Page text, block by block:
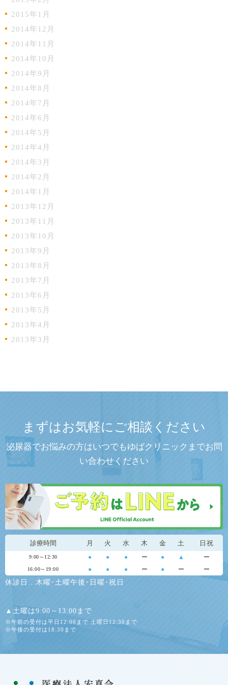
2015年1月
2014年12月
2014年11月
2014年10月
2014年9月
2014年8月
2014年7月
2014年6月
2014年5月
2014年4月
2014年3月
2014年2月
2014年1月
2013年12月
2013年11月
2013年10月
2013年9月
2013年8月
2013年7月
2013年6月
2013年5月
2013年4月
2013年3月
まずはお気軽にご相談ください
泌尿器でお悩みの方はいつでもゆばクリニックまでお問
い合わせください
診療時間 月 火 水 木 金 土 日祝
9:00～12:30 ● ● ● ー ● ▲ ー
16:00～19:00 ● ● ● ー ● ー ー
休診日…木曜･土曜午後･日曜･祝日
▲土曜は9:00～13:00まで
※午前の受付は平日12:00まで 土曜日12:30まで
※午後の受付は18:30まで